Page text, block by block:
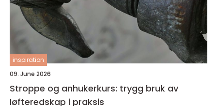
inspiration
09. June 2026
Stroppe og anhukerkurs: trygg bruk av
løfteredskap i praksis